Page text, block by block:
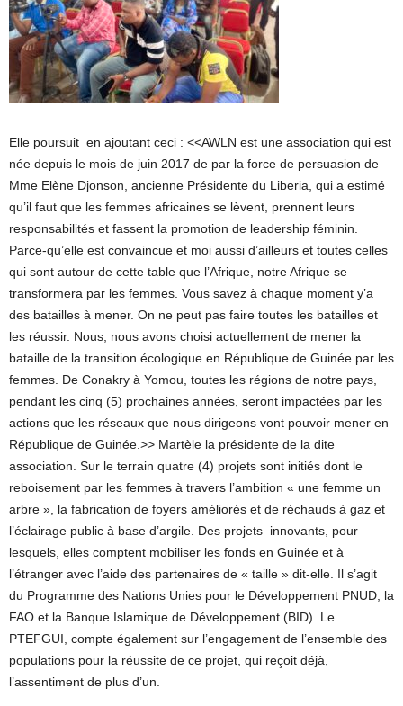
Elle poursuit en ajoutant ceci : <<AWLN est une association qui est
née depuis le mois de juin 2017 de par la force de persuasion de
Mme Elène Djonson, ancienne Présidente du Liberia, qui a estimé
qu’il faut que les femmes africaines se lèvent, prennent leurs
responsabilités et fassent la promotion de leadership féminin.
Parce-qu’elle est convaincue et moi aussi d’ailleurs et toutes celles
qui sont autour de cette table que l’Afrique, notre Afrique se
transformera par les femmes. Vous savez à chaque moment y’a
des batailles à mener. On ne peut pas faire toutes les batailles et
les réussir. Nous, nous avons choisi actuellement de mener la
bataille de la transition écologique en République de Guinée par les
femmes. De Conakry à Yomou, toutes les régions de notre pays,
pendant les cinq (5) prochaines années, seront impactées par les
actions que les réseaux que nous dirigeons vont pouvoir mener en
République de Guinée.>> Martèle la présidente de la dite
association. Sur le terrain quatre (4) projets sont initiés dont le
reboisement par les femmes à travers l’ambition « une femme un
arbre », la fabrication de foyers améliorés et de réchauds à gaz et
l’éclairage public à base d’argile. Des projets innovants, pour
lesquels, elles comptent mobiliser les fonds en Guinée et à
l’étranger avec l’aide des partenaires de « taille » dit-elle. Il s’agit
du Programme des Nations Unies pour le Développement PNUD, la
FAO et la Banque Islamique de Développement (BID). Le
PTEFGUI, compte également sur l’engagement de l’ensemble des
populations pour la réussite de ce projet, qui reçoit déjà,
l’assentiment de plus d’un.